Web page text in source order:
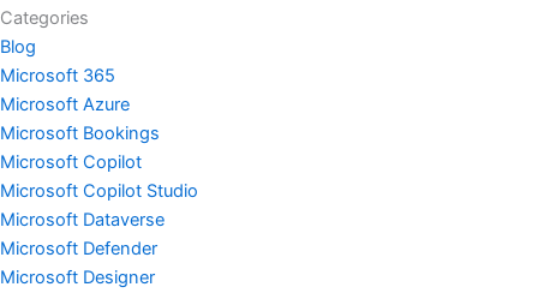
Categories
Blog
Microsoft 365
Microsoft Azure
Microsoft Bookings
Microsoft Copilot
Microsoft Copilot Studio
Microsoft Dataverse
Microsoft Defender
Microsoft Designer